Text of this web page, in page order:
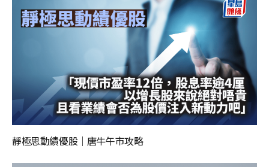
靜極思動績優股｜唐牛午市攻略